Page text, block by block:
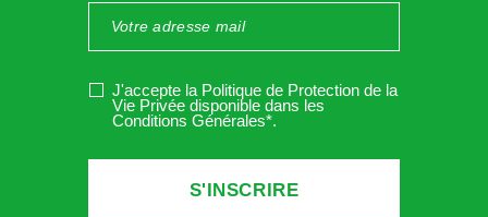
J'accepte la Politique de Protection de la
Vie Privée disponible dans les
Conditions Générales*.